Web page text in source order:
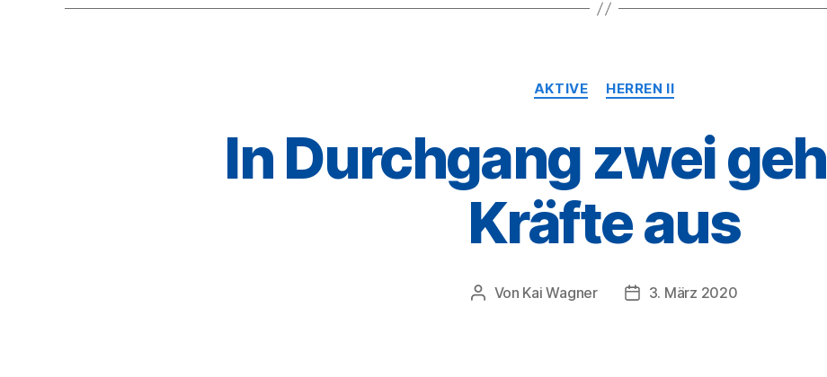
Kategorien
AKTIVE HERREN II
In Durchgang zwei
Kräfte aus
Beitragsautor
Von Kai Wagner Veröffentlichungsdatum
3. März 2020